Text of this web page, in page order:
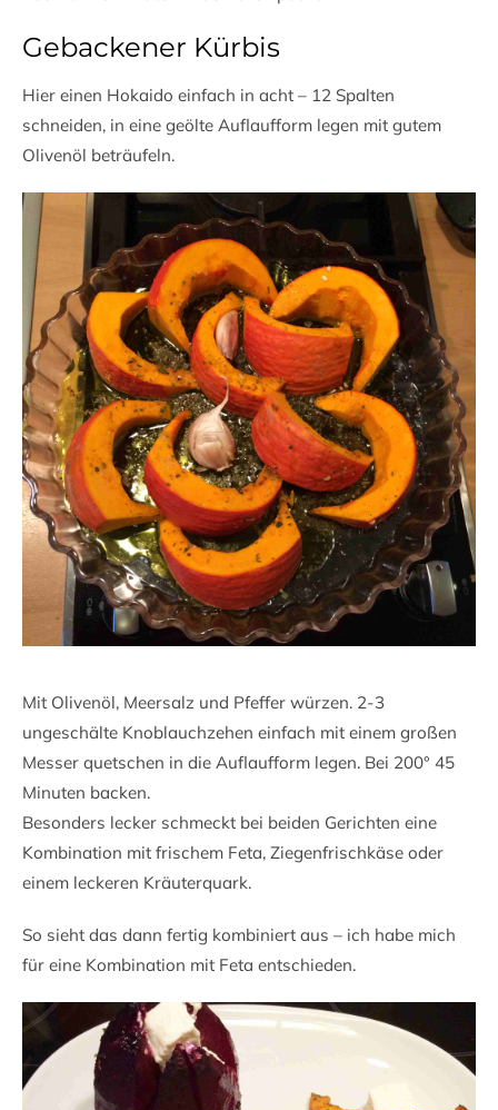
Gebackener Kürbis
Hier einen Hokaido einfach in acht – 12 Spalten
schneiden, in eine geölte Auflaufform legen mit gutem
Olivenöl beträufeln.
Mit Olivenöl, Meersalz und Pfeffer würzen. 2-3
ungeschälte Knoblauchzehen einfach mit einem großen
Messer quetschen in die Auflaufform legen. Bei 200° 45
Minuten backen.
Besonders lecker schmeckt bei beiden Gerichten eine
Kombination mit frischem Feta, Ziegenfrischkäse oder
einem leckeren Kräuterquark.
So sieht das dann fertig kombiniert aus – ich habe mich
für eine Kombination mit Feta entschieden.